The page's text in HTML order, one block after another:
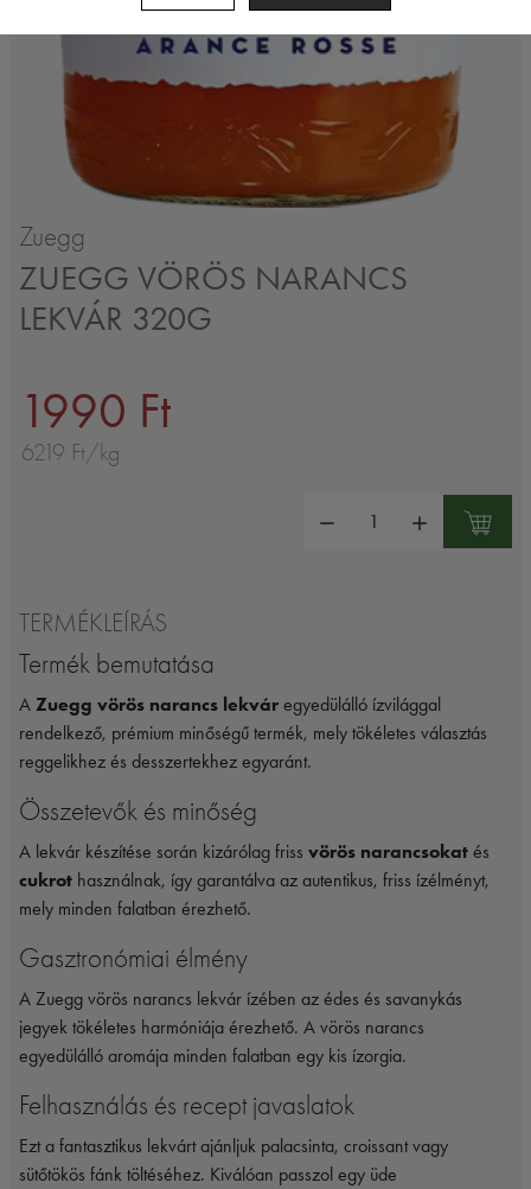
Zuegg
ZUEGG VÖRÖS NARANCS
LEKVÁR 320G
1990 Ft
6219 Ft/kg
TERMÉKLEÍRÁS
Termék bemutatása
A Zuegg vörös narancs lekvár egyedülálló ízvilággal
rendelkező, prémium minőségű termék, mely tökéletes választás
reggelikhez és desszertekhez egyaránt.
Összetevők és minőség
A lekvár készítése során kizárólag friss vörös narancsokat és
cukrot használnak, így garantálva az autentikus, friss ízélményt,
mely minden falatban érezhető.
Gasztronómiai élmény
A Zuegg vörös narancs lekvár ízében az édes és savanykás
jegyek tökéletes harmóniája érezhető. A vörös narancs
egyedülálló aromája minden falatban egy kis ízorgia.
Felhasználás és recept javaslatok
Ezt a fantasztikus lekvárt ajánljuk palacsinta, croissant vagy
sütőtökös fánk töltéséhez. Kiválóan passzol egy üde